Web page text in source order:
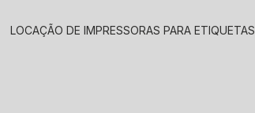
LOCAÇÃO DE IMPRESSORAS PARA ETIQUETAS